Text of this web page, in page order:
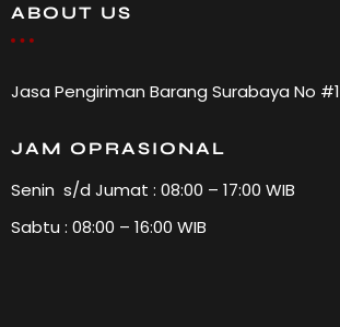
ABOUT US
Jasa Pengiriman Barang Surabaya No #1
JAM OPRASIONAL
Senin s/d Jumat : 08:00 – 17:00 WIB
Sabtu : 08:00 – 16:00 WIB